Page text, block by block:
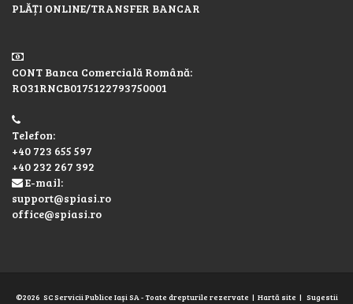
PLĂȚI ONLINE/TRANSFER BANCAR
CONT Banca Comercială Română:
RO31RNCB0175122793750001
Telefon:
+40 723 655 597
+40 232 267 392
E-mail:
support@spiasi.ro
office@spiasi.ro
©2026 SC Servicii Publice Iaşi SA - Toate drepturile rezervate | Hartă site | Sugestii